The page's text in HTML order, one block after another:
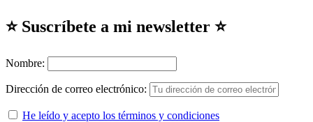
⭐ Suscríbete a mi newsletter ⭐
Nombre:
Dirección de correo electrónico:
He leído y acepto los términos y condiciones